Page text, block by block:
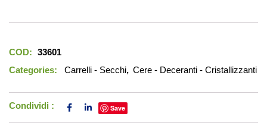
COD: 33601
Categories:
Carrelli - Secchi, Cere - Deceranti - Cristallizzanti
Condividi : Save